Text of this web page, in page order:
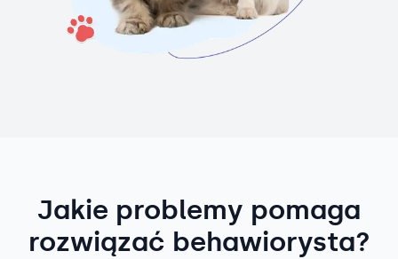
Jakie problemy pomaga
rozwiązać behawiorysta?